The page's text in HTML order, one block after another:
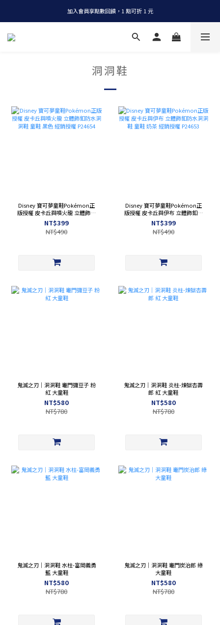
全店消費滿 NT$1200，即享免運
加入會員享點數回饋，1 點可折 1 元
全店消費滿 NT$1200，即享免運
洞洞鞋
Disney 寶可夢童鞋Pokémon正
版授權 皮卡丘與噴火龍 立體飾釦
防水洞洞鞋 童鞋 黑色 經銷授權
P24654
NT$399
NT$490
Disney 寶可夢童鞋Pokémon正
版授權 皮卡丘與伊布 立體飾釦防
水洞洞鞋 童鞋 奶茶 經銷授權
P24653
NT$399
NT$490
鬼滅之刃｜洞洞鞋 竈門彌豆子 粉
紅 大童鞋
NT$580
NT$780
鬼滅之刃｜洞洞鞋 炎柱-煉獄杏壽
郎 紅 大童鞋
NT$580
NT$780
鬼滅之刃｜洞洞鞋 水柱-富岡義勇
藍 大童鞋
NT$580
NT$780
鬼滅之刃｜洞洞鞋 竈門炭治郎 綠
大童鞋
NT$580
NT$780